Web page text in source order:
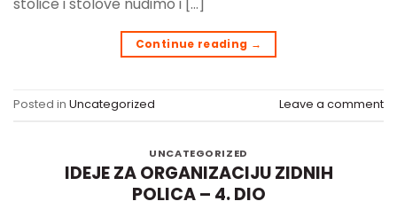
Continue reading →
Posted in Uncategorized Leave a comment
UNCATEGORIZED
IDEJE ZA ORGANIZACIJU ZIDNIH
POLICA – 4. DIO